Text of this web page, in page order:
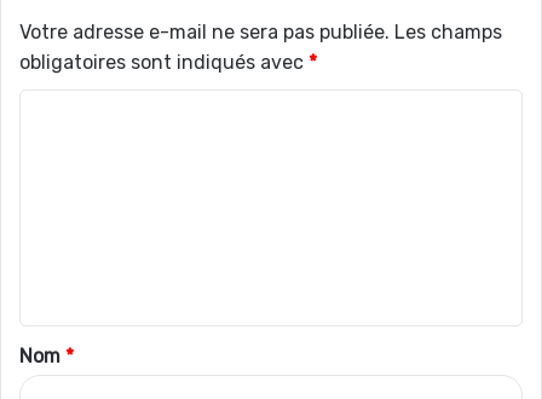
Votre adresse e-mail ne sera pas publiée. Les champs
obligatoires sont indiqués avec *
t
a
Nom *